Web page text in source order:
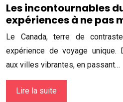
Les incontournables
expériences à ne pas
Le Canada, terre de
expérience de voyage unique.
aux villes vibrantes, en passant…
Lire la suite